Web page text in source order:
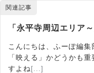
関連記事
「永平寺周辺エリア
こんにちは、ふーぽ編
「映える」かどうかも
すよね[...]